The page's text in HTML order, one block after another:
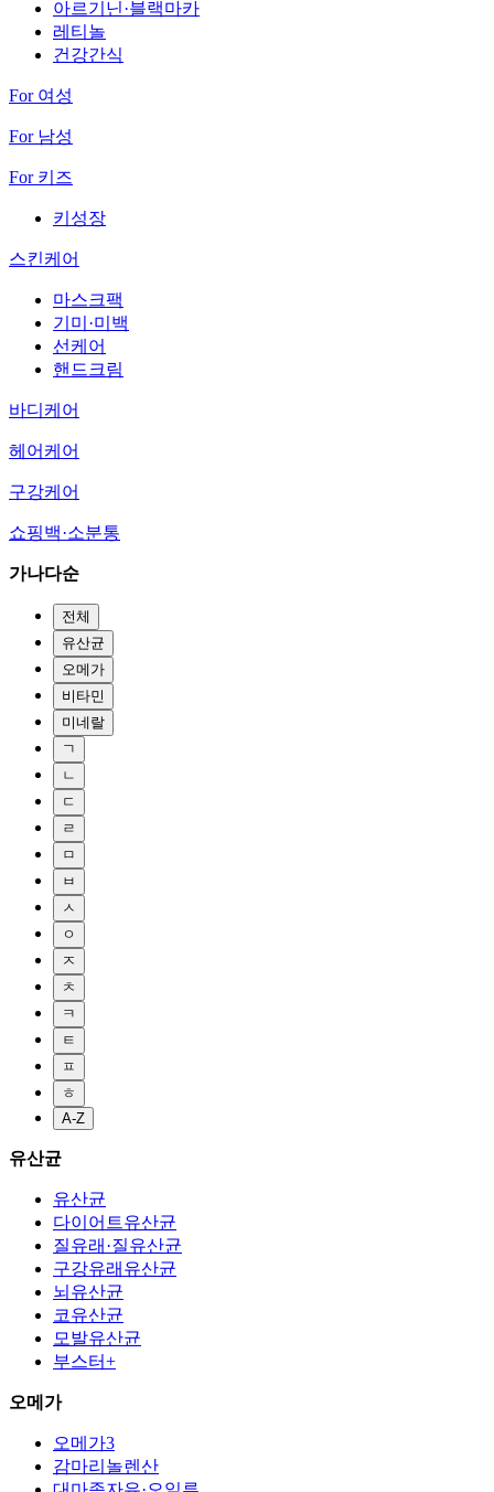
아르기닌·블랙마카
레티놀
건강간식
For 여성
For 남성
For 키즈
키성장
스킨케어
마스크팩
기미·미백
선케어
핸드크림
바디케어
헤어케어
구강케어
쇼핑백·소분통
가나다순
전체
유산균
오메가
비타민
미네랄
ㄱ
ㄴ
ㄷ
ㄹ
ㅁ
ㅂ
ㅅ
ㅇ
ㅈ
ㅊ
ㅋ
ㅌ
ㅍ
ㅎ
A-Z
유산균
유산균
다이어트유산균
질유래·질유산균
구강유래유산균
뇌유산균
코유산균
모발유산균
부스터+
오메가
오메가3
감마리놀렌산